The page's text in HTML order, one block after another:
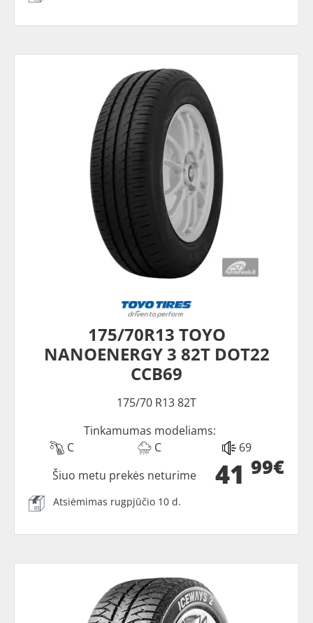
175/70R13 TOYO
NANOENERGY 3 82T DOT22
CCB69
175/70 R13 82T
Tinkamumas modeliams:
C
C 69
41 99€
Šiuo metu prekės neturime
Atsiėmimas rugpjūčio 10 d.